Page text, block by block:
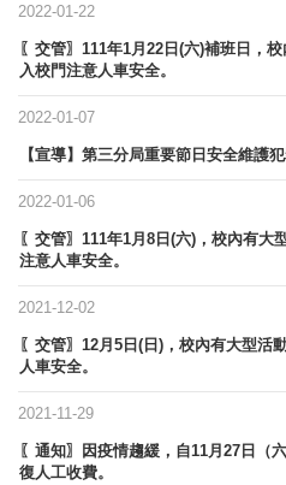
2022-01-22
〖交管〗111年1月22日(六)補班日，
入校門注意人車安全。
2022-01-07
【宣導】​第三分局重要節日安全維護
2022-01-06
〖交管〗111年1月8日(六)，校內有大
注意人車安全。
2021-12-02
〖交管〗12月5日(日)，校內有大型活
人車安全。
2021-11-29
〖通知〗因疫情趨緩，自11月27日（
復人工收費。